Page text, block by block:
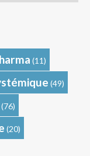
(11)
(49)
(76)
(20)